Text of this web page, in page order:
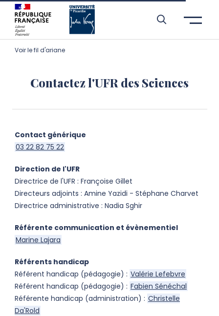
Aller à l’entête de page
Aller au menu principale
Aller au contenu principal
Aller à la recherche
Passer aux cookies
Aller au pied de page
Voir le fil d'ariane
Contactez l'UFR des Sciences
Contact générique
03 22 82 75 22
Direction de l'UFR
Directrice de l'UFR : Françoise Gillet
Directeurs adjoints : Amine Yazidi - Stéphane Charvet
Directrice administrative : Nadia Sghir
Référente communication et évènementiel
Marine Lajara
Référents handicap
Référent handicap (pédagogie) : Valérie Lefebvre
Référent handicap (pédagogie) : Fabien Sénéchal
Référente handicap (administration) : Christelle
Da'Rold